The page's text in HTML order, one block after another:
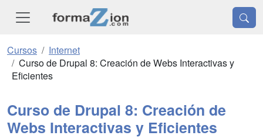
Cursos
Internet
Curso de Drupal 8: Creación de Webs Interactivas y
Eficientes
Curso de Drupal 8: Creación de
Webs Interactivas y Eficientes